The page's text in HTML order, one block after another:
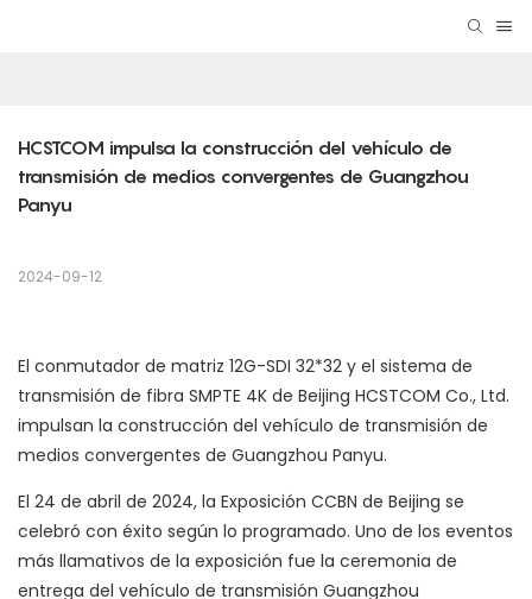
HCSTCOM impulsa la construcción del vehículo de
transmisión de medios convergentes de Guangzhou
Panyu
2024-09-12
El conmutador de matriz 12G-SDI 32*32 y el sistema de
transmisión de fibra SMPTE 4K de Beijing HCSTCOM Co., Ltd.
impulsan la construcción del vehículo de transmisión de
medios convergentes de Guangzhou Panyu.
El 24 de abril de 2024, la Exposición CCBN de Beijing se
celebró con éxito según lo programado. Uno de los eventos
más llamativos de la exposición fue la ceremonia de
entrega del vehículo de transmisión Guangzhou